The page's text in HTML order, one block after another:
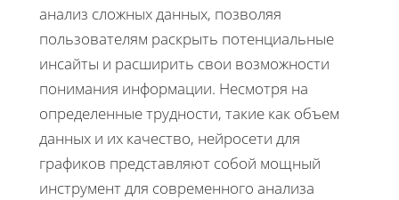
анализ сложных данных, позволяя
пользователям раскрыть потенциальные
инсайты и расширить свои возможности
понимания информации. Несмотря на
определенные трудности, такие как объем
данных и их качество, нейросети для
графиков представляют собой мощный
инструмент для современного анализа